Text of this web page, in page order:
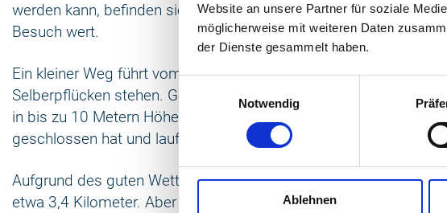
Website an unsere Partner für soziale
möglicherweise mit weiteren Daten
der Dienste gesammelt haben.
Notwendig
Ablehnen
werden kann, befinden sich einige der ältesten Glasmalereien
Besuch wert.
Ein kleiner Weg führt vom Klosterhof in Richtung des
Selberpflücken stehen. Gegenüber befindet sich zudem der
in bis zu 10 Metern Höhe. Wegen meiner Höhenangst bin ich
geschlossen hat und laufe in Richtung der Halbinsel.
Aufgrund des guten Wetters entscheide ich mich, denRundweg
etwa 3,4 Kilometer. Aber die Strecke läuft sich gut und gibt